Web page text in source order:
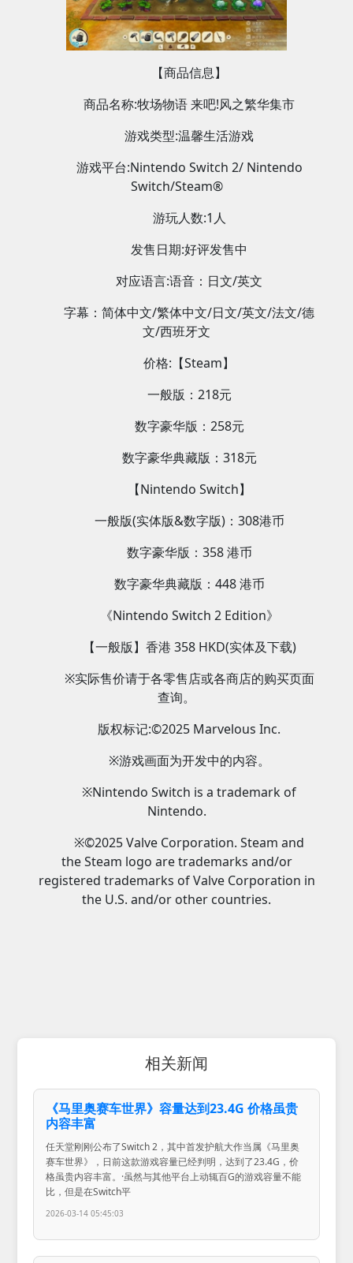
【商品信息】
商品名称:牧场物语 来吧!风之繁华集市
游戏类型:温馨生活游戏
游戏平台:Nintendo Switch 2/ Nintendo
Switch/Steam®
游玩人数:1人
发售日期:好评发售中
对应语言:语音：日文/英文
字幕：简体中文/繁体中文/日文/英文/法文/德
文/西班牙文
价格:【Steam】
一般版：218元
数字豪华版：258元
数字豪华典藏版：318元
【Nintendo Switch】
一般版(实体版&数字版)：308港币
数字豪华版：358 港币
数字豪华典藏版：448 港币
《Nintendo Switch 2 Edition》
【一般版】香港 358 HKD(实体及下载)
※实际售价请于各零售店或各商店的购买页面
查询。
版权标记:©2025 Marvelous Inc.
※游戏画面为开发中的内容。
※Nintendo Switch is a trademark of
Nintendo.
※©2025 Valve Corporation. Steam and
the Steam logo are trademarks and/or
registered trademarks of Valve Corporation in
the U.S. and/or other countries.
相关新闻
《马里奥赛车世界》容量达到23.4G 价格虽贵
内容丰富
任天堂刚刚公布了Switch 2，其中首发护航大作当属《马里奥
赛车世界》，日前这款游戏容量已经判明，达到了23.4G，价
格虽贵内容丰富。·虽然与其他平台上动辄百G的游戏容量不能
比，但是在Switch平
2026-03-14 05:45:03